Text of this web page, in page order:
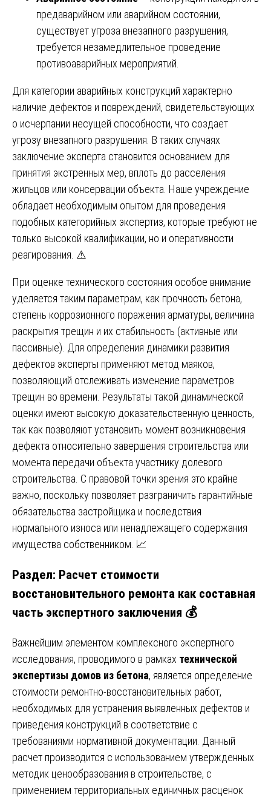
предаварийном или аварийном состоянии,
существует угроза внезапного разрушения,
требуется незамедлительное проведение
противоаварийных мероприятий.
Для категории аварийных конструкций характерно
наличие дефектов и повреждений, свидетельствующих
о исчерпании несущей способности, что создает
угрозу внезапного разрушения. В таких случаях
заключение эксперта становится основанием для
принятия экстренных мер, вплоть до расселения
жильцов или консервации объекта. Наше учреждение
обладает необходимым опытом для проведения
подобных категорийных экспертиз, которые требуют не
только высокой квалификации, но и оперативности
реагирования. ⚠️
При оценке технического состояния особое внимание
уделяется таким параметрам, как прочность бетона,
степень коррозионного поражения арматуры, величина
раскрытия трещин и их стабильность (активные или
пассивные). Для определения динамики развития
дефектов эксперты применяют метод маяков,
позволяющий отслеживать изменение параметров
трещин во времени. Результаты такой динамической
оценки имеют высокую доказательственную ценность,
так как позволяют установить момент возникновения
дефекта относительно завершения строительства или
момента передачи объекта участнику долевого
строительства. С правовой точки зрения это крайне
важно, поскольку позволяет разграничить гарантийные
обязательства застройщика и последствия
нормального износа или ненадлежащего содержания
имущества собственником. 📈
Раздел: Расчет стоимости
восстановительного ремонта как составная
часть экспертного заключения 💰
Важнейшим элементом комплексного экспертного
исследования, проводимого в рамках технической
экспертизы домов из бетона, является определение
стоимости ремонтно-восстановительных работ,
необходимых для устранения выявленных дефектов и
приведения конструкций в соответствие с
требованиями нормативной документации. Данный
расчет производится с использованием утвержденных
методик ценообразования в строительстве, с
применением территориальных единичных расценок